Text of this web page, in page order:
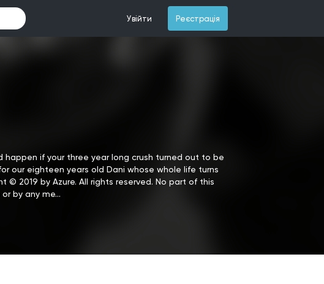
Увійти Реєстрація
happen if your three year long crush turned out to be
our eighteen years old Dani whose whole life turns
© 2019 by Azure. All rights reserved. No part of this
by any me...